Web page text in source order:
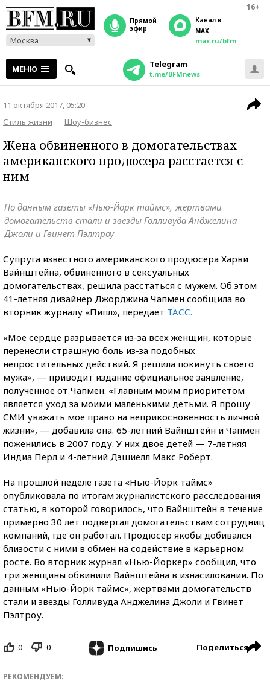
16+
Москва
прямой
эфир
Канал в
MAX
max.ru/bfm
МЕНЮ Telegram
t.me/BFMnews
11 октября 2017, 05:20
Стиль жизни
Шоу-бизнес
Жена обвиненного в домогательствах
американского продюсера расстается с
ним
По данным газеты «Нью-Йорк таймс», жертвами
домогательств стали и звезды Голливуда Анджелина
Джоли и Гвинет Пэлтроу
Супруга известного американского продюсера Харви
Вайнштейна, обвиненного в сексуальных
домогательствах, решила расстаться с мужем. Об этом
41-летняя дизайнер Джорджина Чапмен сообщила во
вторник журналу «Пипл», передает ТАСС.
«Мое сердце разрывается из-за всех женщин, которые
перенесли страшную боль из-за подобных
непростительных действий. Я решила покинуть своего
мужа», — приводит издание официальное заявление,
полученное от Чапмен. «Главным моим приоритетом
является уход за моими маленькими детьми. Я прошу
СМИ уважать мое право на неприкосновенность личной
жизни», — добавила она. 65-летний Вайнштейн и Чапмен
поженились в 2007 году. У них двое детей — 7-летняя
Индиа Перл и 4-летний Дэшиелл Макс Роберт.
На прошлой неделе газета «Нью-Йорк таймс»
опубликовала по итогам журналистского расследования
статью, в которой говорилось, что Вайнштейн в течение
примерно 30 лет подвергал домогательствам сотрудниц
компаний, где он работал. Продюсер якобы добивался
близости с ними в обмен на содействие в карьерном
росте. Во вторник журнал «Нью-Йоркер» сообщил, что
три женщины обвинили Вайнштейна в изнасиловании. По
данным «Нью-Йорк таймс», жертвами домогательств
стали и звезды Голливуда Анджелина Джоли и Гвинет
Пэлтроу.
0 0 Подпишись Поделиться
РЕКОМЕНДУЕМ: